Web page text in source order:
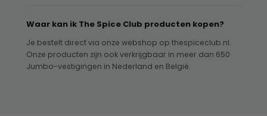
Waar kan ik The Spice Club producten kopen?
Je bestelt direct via onze webshop op thespiceclub.nl.
Onze producten zijn ook verkrijgbaar in meer dan 650
Jumbo-vestigingen in Nederland en België.